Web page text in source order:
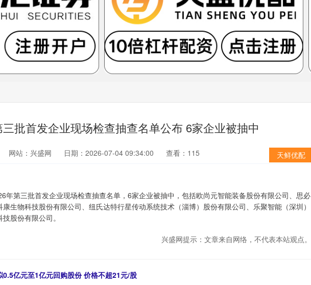
批首发企业现场检查抽查名单公布 6家企业被抽中
天鲜优配
网站：兴盛网 日期：2026-07-04 09:34:00 查看：115
年第三批首发企业现场检查抽查名单，6家企业被抽中，包括欧尚元智能装备股份有限公司、思必
生物科技股份有限公司、纽氏达特行星传动系统技术（淄博）股份有限公司、乐聚智能（深圳）
股份有限公司。
兴盛网提示：文章来自网络，不代表本站观点。
0.5亿元至1亿元回购股份 价格不超21元/股